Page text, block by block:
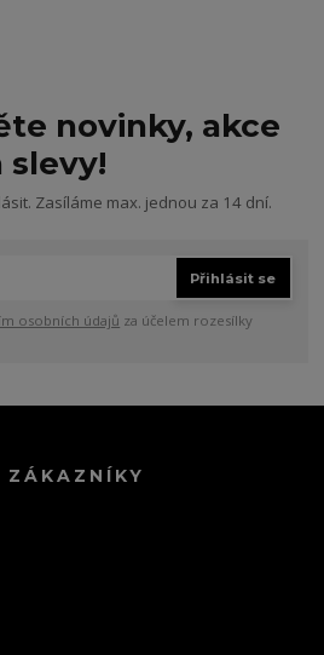
novinky, akce
slevy!
Zasíláme max. jednou za 14 dní.
Přihlásit se
osobních údajů za účelem rozesílky
ZÁKAZNÍKY